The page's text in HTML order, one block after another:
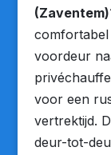
(Zaventem)
voordeur
voor een
vertrektijd.
deur-tot-